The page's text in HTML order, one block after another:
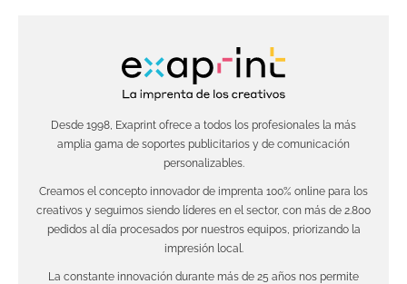
Desde 1998, Exaprint ofrece a todos los profesionales la más
amplia gama de soportes publicitarios y de comunicación
personalizables.
Creamos el concepto innovador de imprenta 100% online para los
creativos y seguimos siendo líderes en el sector, con más de 2.800
pedidos al día procesados por nuestros equipos, priorizando la
impresión local.
La constante innovación durante más de 25 años nos permite